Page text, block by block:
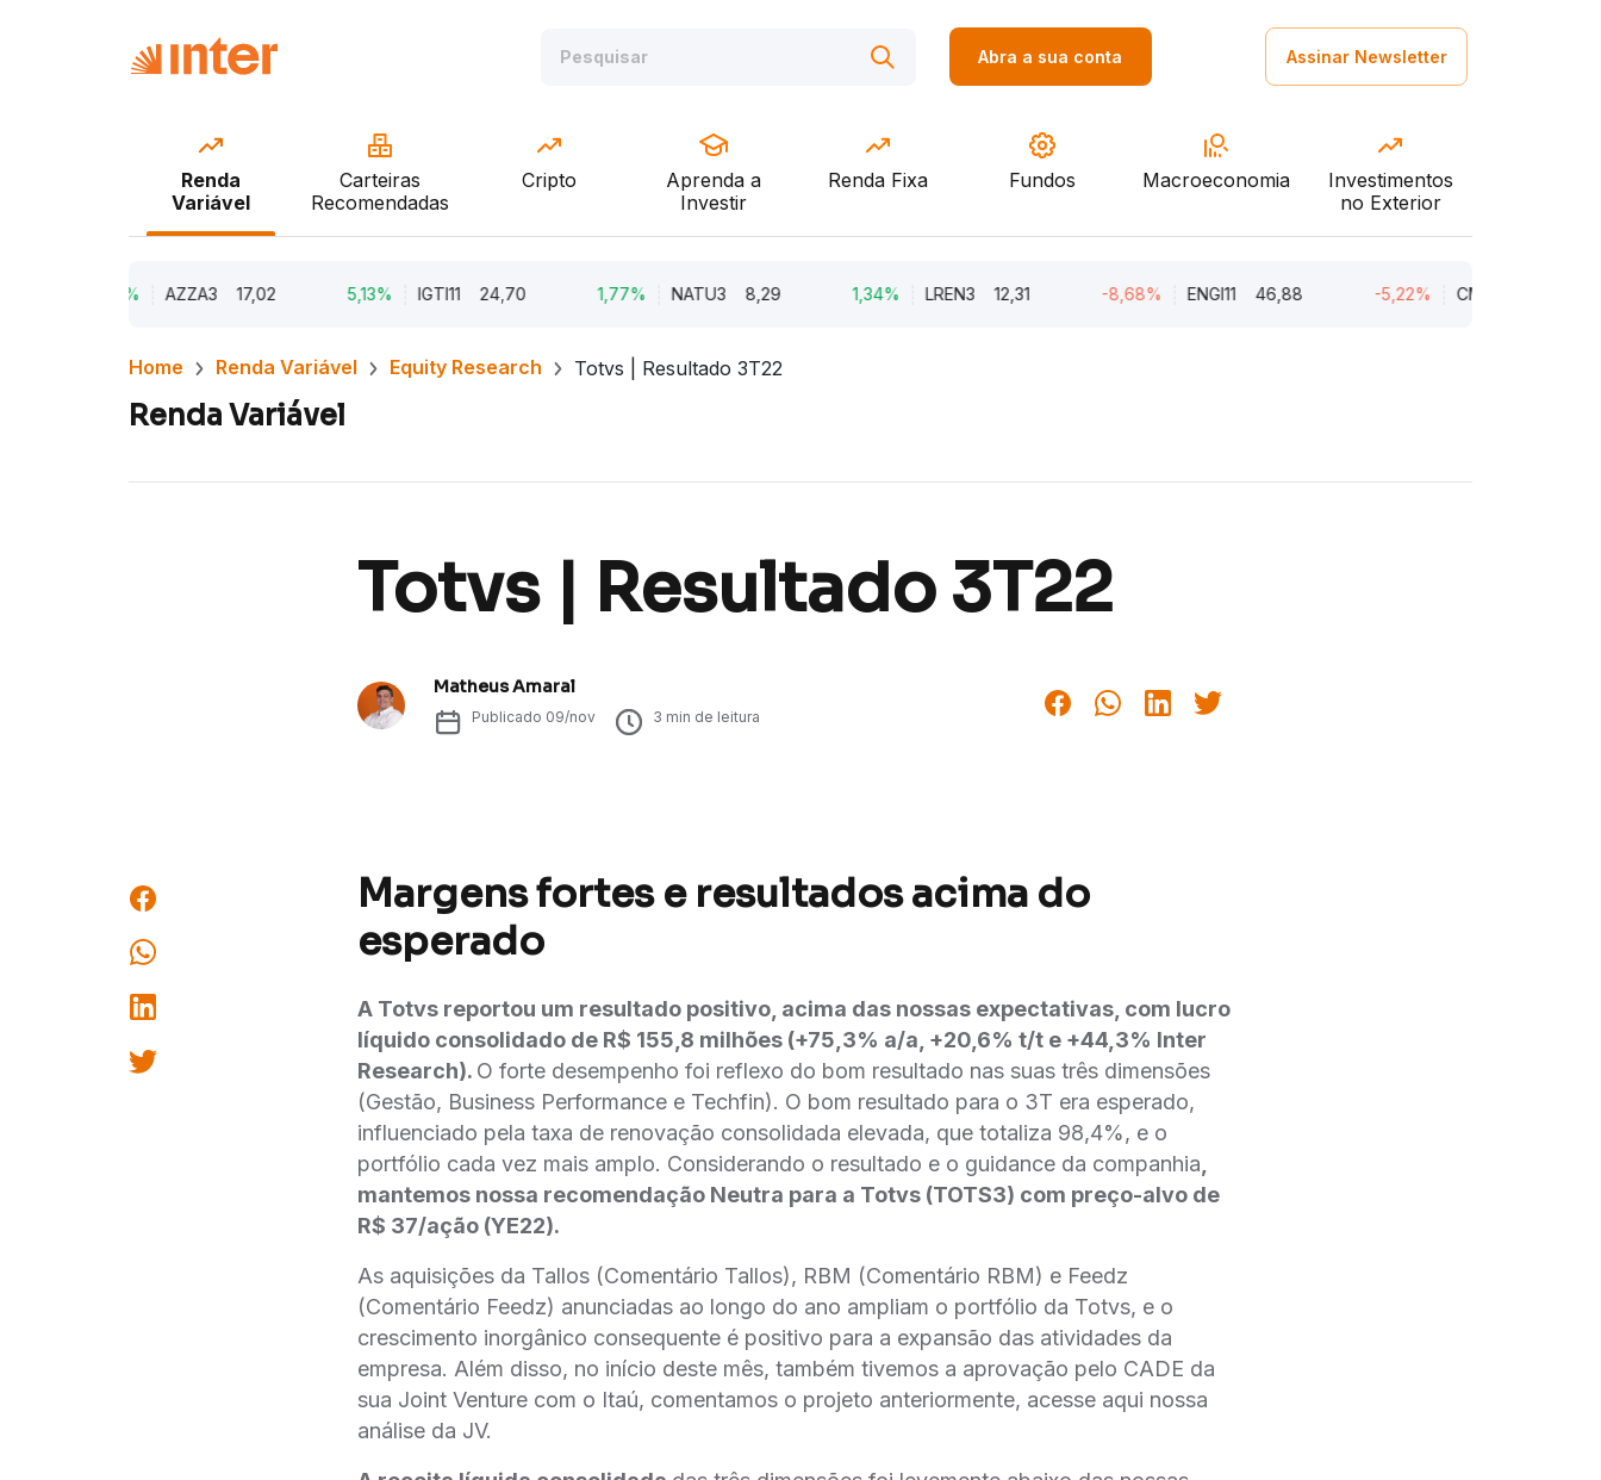
Abra a sua conta Assinar Newsletter
Renda
Variável
Carteiras
Recomendadas
Cripto
Aprenda a
Investir
Renda Fixa Fundos Macroeconomia
Investimentos
no Exterior
AZZA3 17,02 5,13% IGTI11 24,70 1,77% NATU3 8,29 1,34% LREN3 12,31 -8,68% ENGI11 46,88 -5,22% CMIN3
Home Renda Variável Equity Research Totvs | Resultado 3T22
Renda Variável
Totvs | Resultado 3T22
Matheus Amaral
Publicado 09/nov 3 min de leitura
Margens fortes e resultados acima do
esperado
A Totvs reportou um resultado positivo, acima das nossas expectativas, com lucro
líquido consolidado de R$ 155,8 milhões (+75,3% a/a, +20,6% t/t e +44,3% Inter
Research). O forte desempenho foi reflexo do bom resultado nas suas três dimensões
(Gestão, Business Performance e Techfin). O bom resultado para o 3T era esperado,
influenciado pela taxa de renovação consolidada elevada, que totaliza 98,4%, e o
portfólio cada vez mais amplo. Considerando o resultado e o guidance da companhia
mantemos nossa recomendação Neutra para a Totvs (TOTS3) com preço-alvo de
R$ 37/ação (YE22).
As aquisições da Tallos (Comentário Tallos), RBM (Comentário RBM) e Feedz
(Comentário Feedz) anunciadas ao longo do ano ampliam o portfólio da Totvs, e o
crescimento inorgânico consequente é positivo para a expansão das atividades da
empresa. Além disso, no início deste mês, também tivemos a aprovação pelo CADE da
sua Joint Venture com o Itaú, comentamos o projeto anteriormente, acesse aqui nossa
análise da JV.